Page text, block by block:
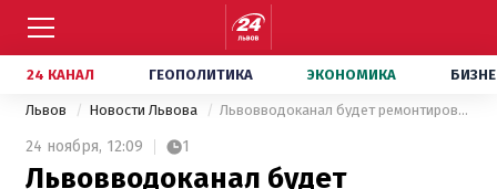
24 КАНАЛ ГЕОПОЛИТИКА ЭКОНОМИКА
Львов Новости Львова Львовводоканал будет ремонтировать водопроводы: где не будет воды 24 ноября
24 ноября, 12:09 1
Львовводоканал будет